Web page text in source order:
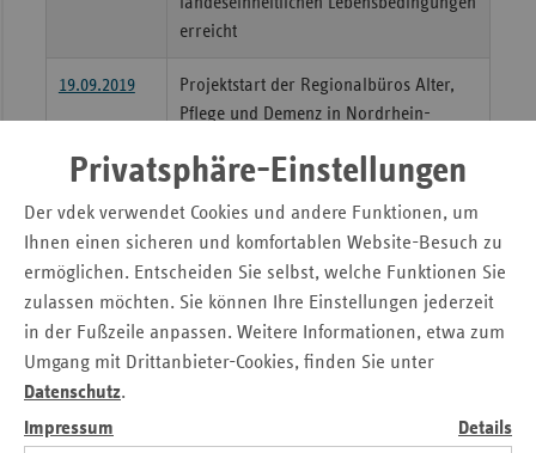
Privatsphäre-Einstellungen
Der vdek verwendet Cookies und andere Funktionen, um
Ihnen einen sicheren und komfortablen Website-Besuch zu
ermöglichen. Entscheiden Sie selbst, welche Funktionen Sie
zulassen möchten. Sie können Ihre Einstellungen jederzeit
in der Fußzeile anpassen. Weitere Informationen, etwa zum
Umgang mit Drittanbieter-Cookies, finden Sie unter
Datenschutz.
Impressum
Details
erreicht
19.09.2019
Projektstart der Regionalbüros Alter,
Pflege und Demenz in Nordrhein-
Minister Laumann zur Neuausrichtung
der NRW-Krankenhausplanung
10.09.2019
Erste sektorenübergreifende
Qualitätskonferenz NRW in Düsseldorf
02.09.2019
Heilmitteln in NRW ab sofort einfacher